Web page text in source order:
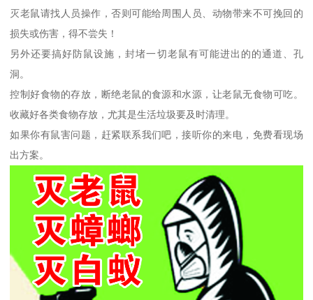
灭老鼠请找人员操作，否则可能给周围人员、动物带来不可挽回的
损失或伤害，得不尝失！
另外还要搞好防鼠设施，封堵一切老鼠有可能进出的的通道、孔
洞。
控制好食物的存放，断绝老鼠的食源和水源，让老鼠无食物可吃。
收藏好各类食物存放，尤其是生活垃圾要及时清理。
如果你有鼠害问题，赶紧联系我们吧，接听你的来电，免费看现场
出方案。